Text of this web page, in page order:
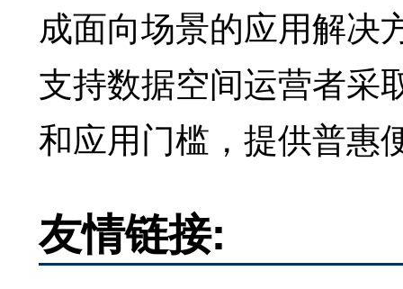
成面向场景的应用解决
支持数据空间运营者采
和应用门槛，提供普惠
友情链接: